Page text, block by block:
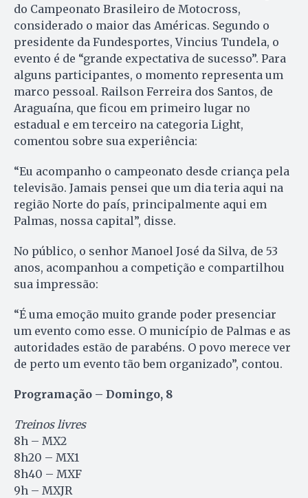
do Campeonato Brasileiro de Motocross,
considerado o maior das Américas. Segundo o
presidente da Fundesportes, Vincius Tundela, o
evento é de “grande expectativa de sucesso”. Para
alguns participantes, o momento representa um
marco pessoal. Railson Ferreira dos Santos, de
Araguaína, que ficou em primeiro lugar no
estadual e em terceiro na categoria Light,
comentou sobre sua experiência:
“Eu acompanho o campeonato desde criança pela
televisão. Jamais pensei que um dia teria aqui na
região Norte do país, principalmente aqui em
Palmas, nossa capital”, disse.
No público, o senhor Manoel José da Silva, de 53
anos, acompanhou a competição e compartilhou
sua impressão:
“É uma emoção muito grande poder presenciar
um evento como esse. O município de Palmas e as
autoridades estão de parabéns. O povo merece ver
de perto um evento tão bem organizado”, contou.
Programação – Domingo, 8
Treinos livres
8h – MX2
8h20 – MX1
8h40 – MXF
9h – MXJR